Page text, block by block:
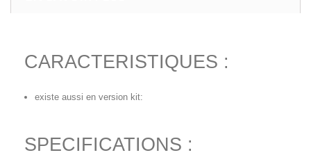
CARACTERISTIQUES :
existe aussi en version kit:
SPECIFICATIONS :